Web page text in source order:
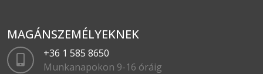
MAGÁNSZEMÉLYEKNEK
+36 1 585 8650
Munkanapokon 9-16 óráig